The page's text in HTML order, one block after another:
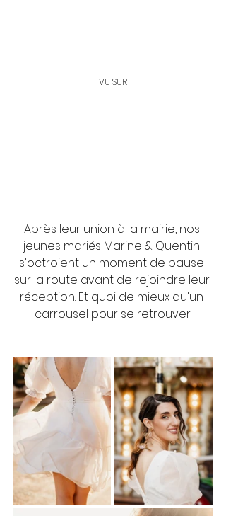
VU SUR
Après leur union à la mairie, nos
jeunes mariés Marine & Quentin
s'octroient un moment de pause
sur la route avant de rejoindre leur
réception. Et quoi de mieux qu'un
carrousel pour se retrouver.